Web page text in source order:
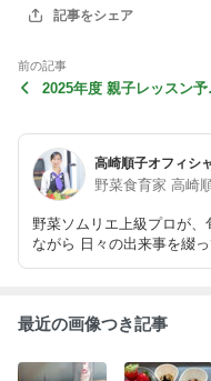
記事をシェア
前の記事
2025年度 親子レッスン予
野菜食育家 高崎
野菜ソムリエ上級プロが、
ながら 日々の出来事を綴っていきます。 地
活動、料理教室、各種イベントのお
最近の画像つき記事